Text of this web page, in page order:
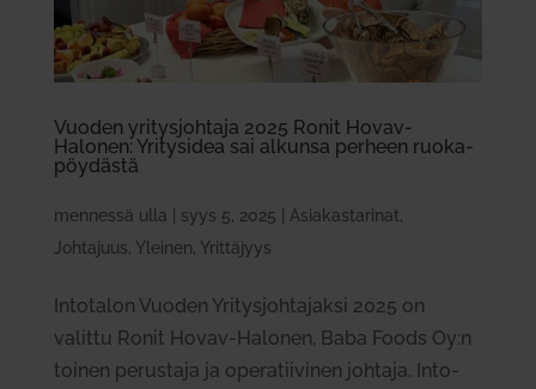
Vuoden yri­tys­johtaja 2025 Ronit Hovav-
Halonen: Yri­tysidea sai alkunsa perheen ruo­ka­
pöy­dästä
mennessä ulla | syys 5, 2025 | Asiakastarinat,
Johtajuus, Yleinen, Yrittäjyys
Into­talon Vuoden Yri­tys­joh­ta­jaksi 2025 on
valittu Ronit Hovav-Halonen, Baba Foods Oy:n
toinen perustaja ja ope­ra­tii­vinen johtaja. Into­